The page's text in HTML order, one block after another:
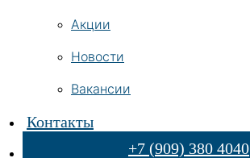
Акции
Новости
Вакансии
Контакты
+7 (909) 380 4040